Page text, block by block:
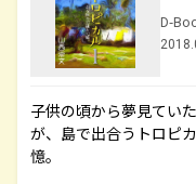
D-
子供の頃から夢見てい
が、島で出合うトロピ
憶。